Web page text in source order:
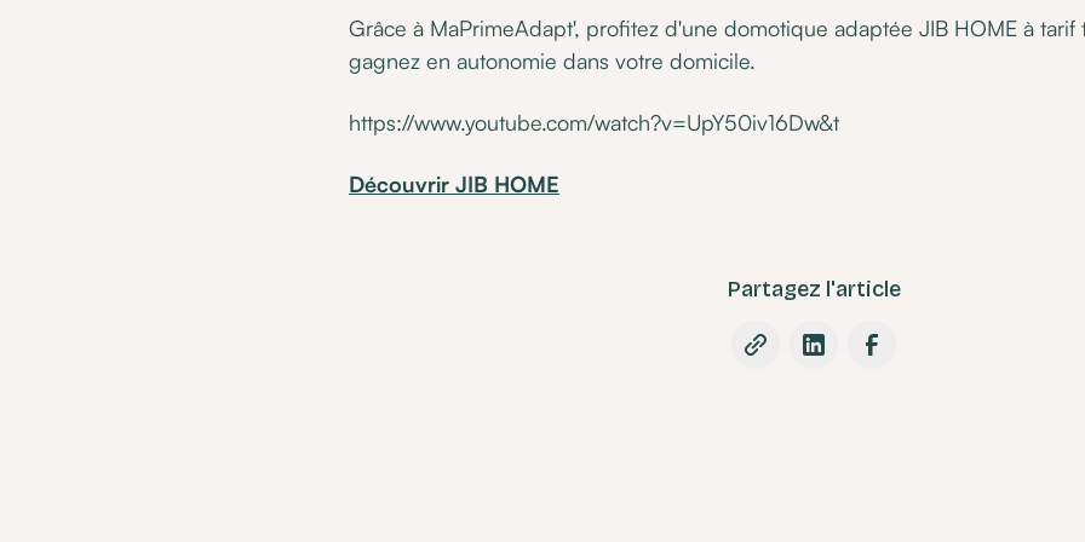
Grâce à MaPrimeAdapt', profitez d'une domotique adaptée JIB HOME à tarif
gagnez en autonomie dans votre domicile.
https://www.youtube.com/watch?v=UpY50iv16Dw&t
Découvrir JIB HOME
Partagez l'article